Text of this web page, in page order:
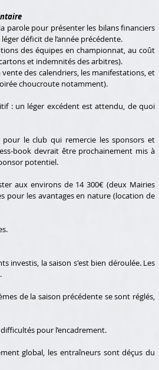
parole pour présenter les bilans financiers
déficit de l’année précédente.
des équipes en championnat, au coût
et indemnités des arbitres).
des calendriers, les manifestations, et
choucroute notamment).
: un léger excédent est attendu, de quoi
le club qui remercie les sponsors et
book devrait être prochainement mis à
potentiel.
aux environs de 14 300€ (deux Mairies
pour les avantages en nature (location de
investis, la saison s'est bien déroulée. Les
de la saison précédente se sont réglés,
pour l’encadrement.
global, les entraîneurs sont déçus du